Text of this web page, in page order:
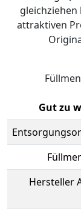
attraktiven
Gut zu
Hersteller